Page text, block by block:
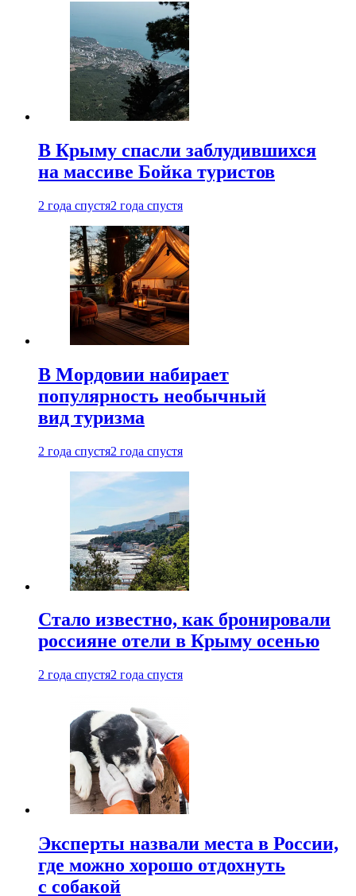
В Крыму спасли заблудившихся
на массиве Бойка туристов
2 года спустя2 года спустя
В Мордовии набирает
популярность необычный
вид туризма
2 года спустя2 года спустя
Стало известно, как бронировали
россияне отели в Крыму осенью
2 года спустя2 года спустя
Эксперты назвали места в России,
где можно хорошо отдохнуть
с собакой